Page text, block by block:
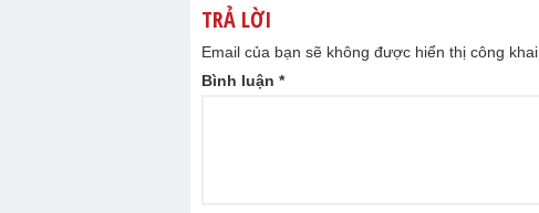
TRẢ LỜI
Email của bạn sẽ không được hiển thị công khai.
Bình luận *